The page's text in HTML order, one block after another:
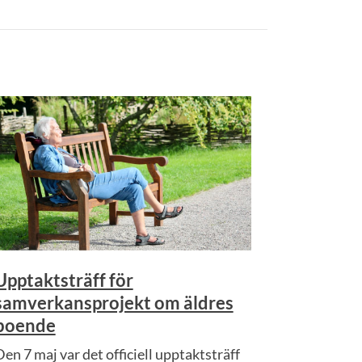
för
om äldres
7 maj var det officiell upptaktsträff